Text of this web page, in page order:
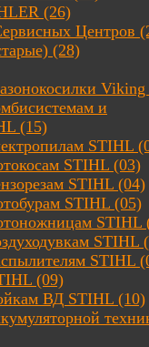
(26)
Центров
(28)
и
(15)
STIHL
STIHL (03)
STIHL (04)
STIHL (05)
STIHL
STIHL
STIHL
(09)
ВД STIHL (10)